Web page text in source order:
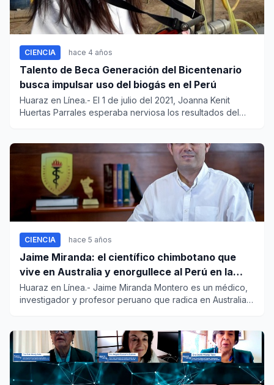
CIENCIA hace 4 años
Talento de Beca Generación del Bicentenario
busca impulsar uso del biogás en el Perú
Huaraz en Línea.- El 1 de julio del 2021, Joanna Kenit
Huertas Parrales esperaba nerviosa los resultados del
CIENCIA hace 5 años
Jaime Miranda: el científico chimbotano que
vive en Australia y enorgullece al Perú en la
ONU
Huaraz en Línea.- Jaime Miranda Montero es un médico,
investigador y profesor peruano que radica en Australia.